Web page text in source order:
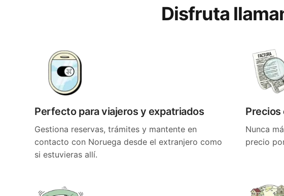
Disfruta
Perfecto para viajeros y expatriados
Gestiona reservas, trámites y mantente en
contacto con Noruega desde el extranjero como
si estuvieras allí.
Precios
Nunca
precio